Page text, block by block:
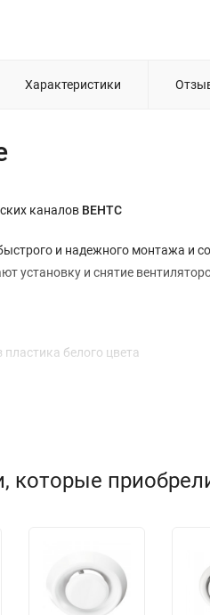
Характеристики
каналов ВЕНТС
и надежного монтажа и
установку и снятие
белого цвета
поверхности с помощью
которые